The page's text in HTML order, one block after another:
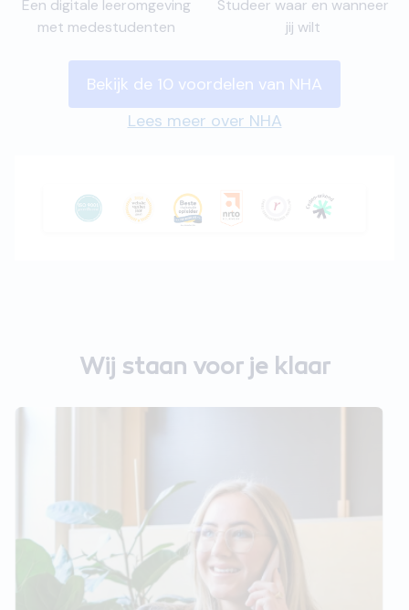
Een digitale leeromgeving
met medestudenten
Studeer waar en wanneer
jij wilt
Bekijk de 10 voordelen van NHA
Lees meer over NHA
Wij staan voor je klaar